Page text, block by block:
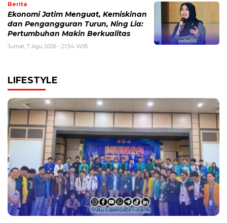
Berita
Ekonomi Jatim Menguat, Kemiskinan
dan Pengangguran Turun, Ning Lia:
Pertumbuhan Makin Berkualitas
Jumat, 7 Agu 2026 - 21:54 WIB
LIFESTYLE